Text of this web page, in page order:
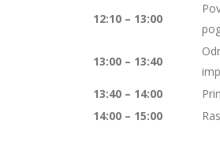
12:10 – 13:00
13:00 – 13:40
13:40 – 14:00
14:00 – 15:00